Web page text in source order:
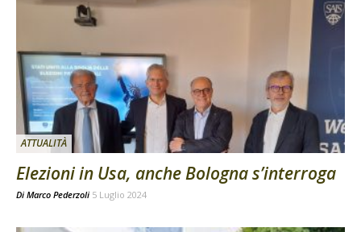
ATTUALITÀ
Elezioni in Usa, anche Bologna s’interroga
Di Marco Pederzoli 5 Luglio 2024